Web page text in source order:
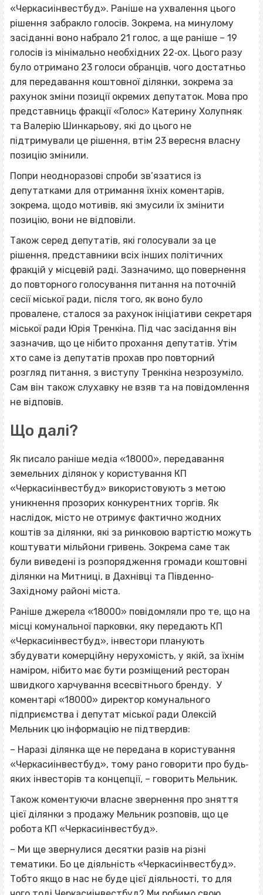
«Черкасиінвестбуд». Раніше на ухвалення цього
рішення забракло голосів. Зокрема, на минулому
засіданні воно набрало 21 голос, а ще раніше – 19
голосів із мінімально необхідних 22‐ох. Цього разу
було отримано 23 голоси обранців, чого достатньо
для передавання коштовної ділянки, зокрема за
рахунок зміни позиції окремих депутаток. Мова про
представниць фракції «Голос» Катерину Холупняк
та Валерію Шинкарьову, які до цього не
підтримували це рішення, втім 23 вересня власну
позицію змінили.
Попри неодноразові спроби зв’язатися із
депутатками для отримання їхніх коментарів,
зокрема, щодо мотивів, які змусили їх змінити
позицію, вони не відповіли.
Також серед депутатів, які голосували за це
рішення, представники всіх інших політичних
фракцій у місцевій раді. Зазначимо, що повернення
до повторного голосування питання на поточній
сесії міської ради, після того, як воно було
провалене, сталося за рахунок ініціативи секретаря
міської ради Юрія Тренкіна. Під час засідання він
зазначив, що це нібито прохання депутатів. Утім
хто саме із депутатів прохав про повторний
розгляд питання, з виступу Тренкіна незрозуміло.
Сам він також слухавку не взяв та на повідомлення
не відповів.
Що далі?
Як писало раніше медіа «18000», передавання
земельних ділянок у користування КП
«Черкасиінвестбуд» використовують з метою
уникнення прозорих конкурентних торгів. Як
наслідок, місто не отримує фактично жодних
коштів за ділянки, які за ринковою вартістю можуть
коштувати мільйони гривень. Зокрема саме так
були виведені із розпорядження громади коштовні
ділянки на Митниці, в Дахнівці та Південно‐
Західному районі міста.
Раніше джерела «18000» повідомляли про те, що на
місці комунальної парковки, яку передають КП
«Черкасиінвестбуд», інвестори планують
збудувати комерційну нерухомість, у якій, за їхнім
наміром, нібито має бути розміщений ресторан
швидкого харчування всесвітнього бренду. У
коментарі «18000» директор комунального
підприємства і депутат міської ради Олексій
Мельник цю інформацію не підтвердив:
– Наразі ділянка ще не передана в користування
«Черкасиінвестбуд», тому рано говорити про будь‐
яких інвесторів та концепції, – говорить Мельник.
Також коментуючи власне звернення про зняття
цієї ділянки з продажу Мельник розповів, що це
робота КП «Черкасиінвестбуд».
– Ми ще звернулися десятки разів на різні
тематики. Бо це діяльність «Черкасиінвестбуд».
Тобто якщо в нас не буде цієї діяльності, то для